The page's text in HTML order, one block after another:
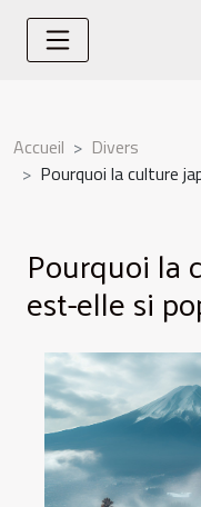
Accueil
Divers
Pourquoi la culture
Pourquoi la
est-elle si